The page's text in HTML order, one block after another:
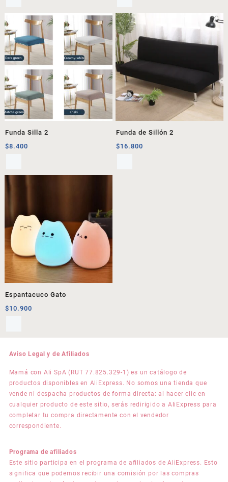
Funda Silla 2
$8.400
Funda de Sillón 2
$16.800
Espantacuco Gato
$10.900
Aviso Legal y de Afiliados
Mamá con Ali SpA (RUT 77.825.329-1) es un catálogo de
productos disponibles en AliExpress. No somos una tienda que
vende ni despacha productos de forma directa: al hacer clic en
cualquier producto de este sitio, serás redirigido a AliExpress para
completar tu compra directamente con el vendedor
correspondiente.
Programa de afiliados
Este sitio participa en el programa de afiliados de AliExpress. Esto
significa que podemos recibir una comisión por las compras